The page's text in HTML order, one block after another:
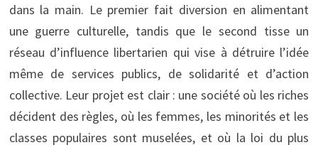
dans la main. Le premier fait diversion en alimentant
une guerre culturelle, tandis que le second tisse un
réseau d’influence libertarien qui vise à détruire l’idée
même de services publics, de solidarité et d’action
collective. Leur projet est clair : une société où les riches
décident des règles, où les femmes, les minorités et les
classes populaires sont muselées, et où la loi du plus